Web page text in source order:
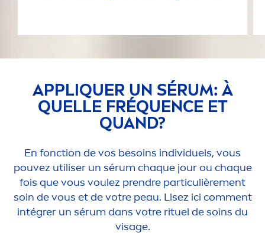
APPLIQUER UN SÉRUM: À
QUELLE FRÉQUENCE ET
QUAND?
En fonction de vos besoins individuels, vous
pouvez utiliser un sérum chaque jour ou chaque
fois que vous voulez prendre particulièrement
soin de vous et de votre peau. Lisez ici comment
intégrer un sérum dans votre rituel de soins du
visage.